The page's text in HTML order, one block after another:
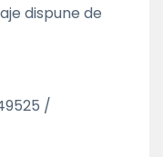
dispune de
/